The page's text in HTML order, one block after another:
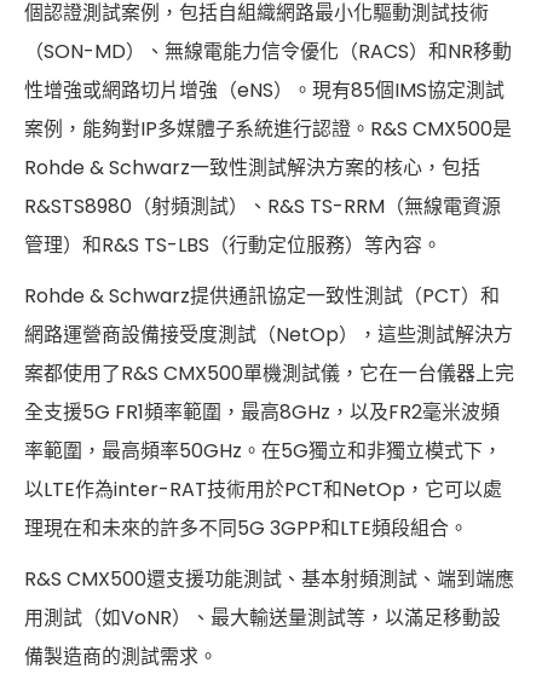
個認證測試案例，包括自組織網路最小化驅動測試技術
（SON-MD）、無線電能力信令優化（RACS）和NR移動
性增強或網路切片增強（eNS）。現有85個IMS協定測試
案例，能夠對IP多媒體子系統進行認證。R&S CMX500是
Rohde & Schwarz一致性測試解決方案的核心，包括
R&STS8980（射頻測試）、R&S TS-RRM（無線電資源
管理）和R&S TS-LBS（行動定位服務）等內容。
Rohde & Schwarz提供通訊協定一致性測試（PCT）和
網路運營商設備接受度測試（NetOp），這些測試解決方
案都使用了R&S CMX500單機測試儀，它在一台儀器上完
全支援5G FR1頻率範圍，最高8GHz，以及FR2毫米波頻
率範圍，最高頻率50GHz。在5G獨立和非獨立模式下，
以LTE作為inter-RAT技術用於PCT和NetOp，它可以處
理現在和未來的許多不同5G 3GPP和LTE頻段組合。
R&S CMX500還支援功能測試、基本射頻測試、端到端應
用測試（如VoNR）、最大輸送量測試等，以滿足移動設
備製造商的測試需求。